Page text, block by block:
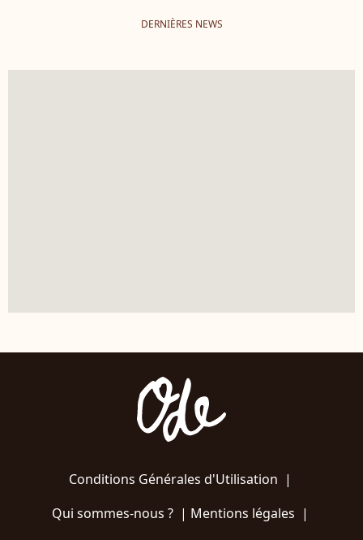
DERNIÈRES NEWS
Conditions Générales d'Utilisation |
Qui sommes-nous ?| Mentions légales |